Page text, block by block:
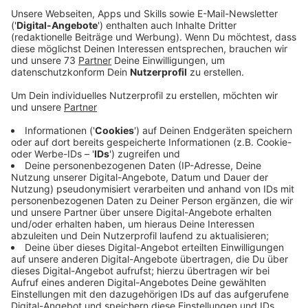
Veröffentlicht:Freitag, 07.03.2025 00:15
Anzeige
Hendrik Frost
Das zufälligste Wissen der Welt - Folge: "Miss-